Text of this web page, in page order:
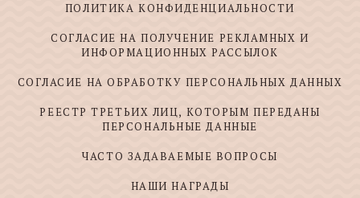
ПОЛИТИКА КОНФИДЕНЦИАЛЬНОСТИ
СОГЛАСИЕ НА ПОЛУЧЕНИЕ РЕКЛАМНЫХ И
ИНФОРМАЦИОННЫХ РАССЫЛОК
СОГЛАСИЕ НА ОБРАБОТКУ ПЕРСОНАЛЬНЫХ ДАННЫХ
РЕЕСТР ТРЕТЬИХ ЛИЦ, КОТОРЫМ ПЕРЕДАНЫ
ПЕРСОНАЛЬНЫЕ ДАННЫЕ
ЧАСТО ЗАДАВАЕМЫЕ ВОПРОСЫ
НАШИ НАГРАДЫ